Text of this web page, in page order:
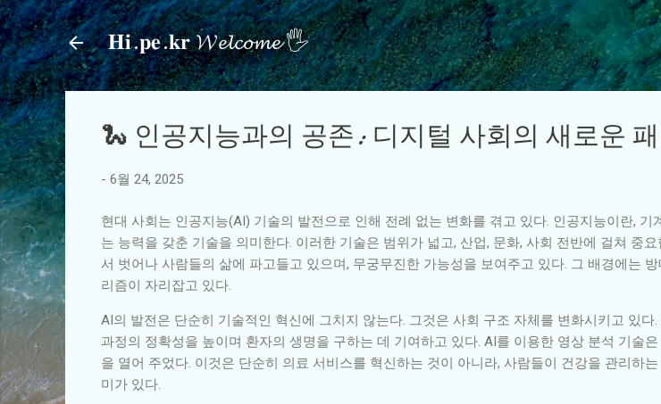
기본 콘텐츠로 건너뛰
𝐇𝐢.𝐩𝐞.𝐤𝐫 𝓦𝓮𝓵𝓬𝓸𝓶𝓮 🖐
🐍 인공지능과의 공존: 디지털 사회의 새로운
- 6월 24, 2025
현대 사회는 인공지능(AI) 기술의 발전으로 인해 전례 없는 변화를 겪고 있다. 인공지능이란,
는 능력을 갖춘 기술을 의미한다. 이러한 기술은 범위가 넓고, 산업, 문화, 사회 전반에 걸쳐 중
서 벗어나 사람들의 삶에 파고들고 있으며, 무궁무진한 가능성을 보여주고 있다. 그 배경에는
리즘이 자리잡고 있다.
AI의 발전은 단순히 기술적인 혁신에 그치지 않는다. 그것은 사회 구조 자체를 변화시키고 있
과정의 정확성을 높이며 환자의 생명을 구하는 데 기여하고 있다. AI를 이용한 영상 분석 기술
을 열어 주었다. 이것은 단순히 의료 서비스를 혁신하는 것이 아니라, 사람들이 건강을 관리하
미가 있다.